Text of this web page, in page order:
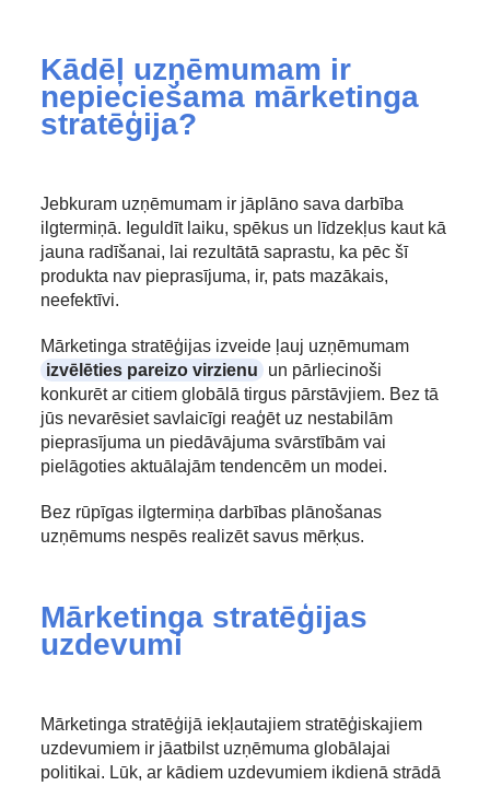
Kādēļ uzņēmumam ir
nepieciešama mārketinga
stratēģija?
Jebkuram uzņēmumam ir jāplāno sava darbība
ilgtermiņā. Ieguldīt laiku, spēkus un līdzekļus kaut kā
jauna radīšanai, lai rezultātā saprastu, ka pēc šī
produkta nav pieprasījuma, ir, pats mazākais,
neefektīvi.
Mārketinga stratēģijas izveide ļauj uzņēmumam
izvēlēties pareizo virzienu
un pārliecinoši
konkurēt ar citiem globālā tirgus pārstāvjiem. Bez tā
jūs nevarēsiet savlaicīgi reaģēt uz nestabilām
pieprasījuma un piedāvājuma svārstībām vai
pielāgoties aktuālajām tendencēm un modei.
Bez rūpīgas ilgtermiņa darbības plānošanas
uzņēmums nespēs realizēt savus mērķus.
Mārketinga stratēģijas
uzdevumi
Mārketinga stratēģijā iekļautajiem stratēģiskajiem
uzdevumiem ir jāatbilst uzņēmuma globālajai
politikai. Lūk, ar kādiem uzdevumiem ikdienā strādā